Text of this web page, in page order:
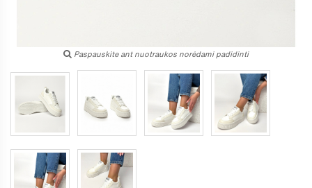
Paspauskite ant nuotraukos norėdami padidinti